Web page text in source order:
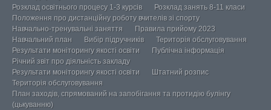
Розклад освітнього процесу 1-3 курсів
Розклад занять 8-11 класи
Положення про дистанційну роботу вчителів зі спорту
Навчально-тренувальні заняття
Правила прийому 2023
Навчальний план
Вибір підручників
Територія обслуговування
Результати моніторингу якості освіти
Публічна інформація
Річний звіт про діяльність закладу
Результати моніторингу якості освіти
Штатний розпис
Територія обслуговування
План заходів, спрямований на запобігання та протидію булінгу
(цькуванню)